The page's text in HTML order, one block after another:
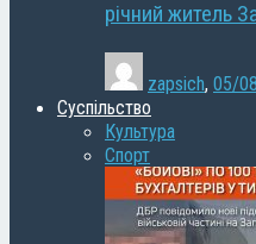
річний житель
zapsich, 05/
Суспільство
Культура
Спорт